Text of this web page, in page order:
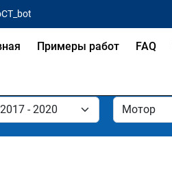
Примеры работ FAQ